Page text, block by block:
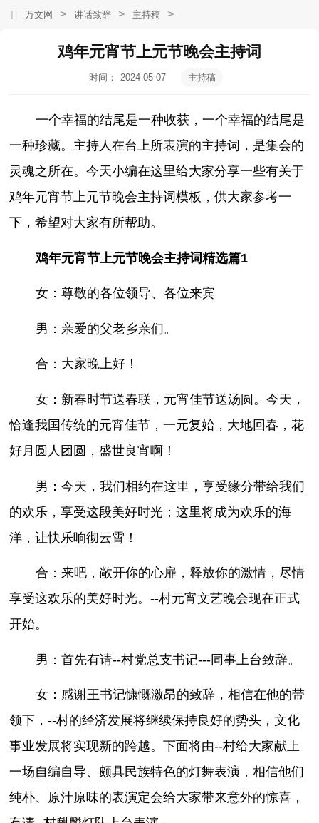
万文网 > 讲话致辞 > 主持稿 >
鸡年元宵节上元节晚会主持词
时间：
2024-05-07
主持稿
一个幸福的结尾是一种收获，一个幸福的结尾是
一种珍藏。主持人在台上所表演的主持词，是集会的
灵魂之所在。今天小编在这里给大家分享一些有关于
鸡年元宵节上元节晚会主持词模板，供大家参考一
下，希望对大家有所帮助。
鸡年元宵节上元节晚会主持词精选篇1
女：尊敬的各位领导、各位来宾
男：亲爱的父老乡亲们。
合：大家晚上好！
女：新春时节送春联，元宵佳节送汤圆。今天，
恰逢我国传统的元宵佳节，一元复始，大地回春，花
好月圆人团圆，盛世良宵啊！
男：今天，我们相约在这里，享受缘分带给我们
的欢乐，享受这段美好时光；这里将成为欢乐的海
洋，让快乐响彻云霄！
合：来吧，敞开你的心扉，释放你的激情，尽情
享受这欢乐的美好时光。--村元宵文艺晚会现在正式
开始。
男：首先有请--村党总支书记---同事上台致辞。
女：感谢王书记慷慨激昂的致辞，相信在他的带
领下，--村的经济发展将继续保持良好的势头，文化
事业发展将实现新的跨越。下面将由--村给大家献上
一场自编自导、颇具民族特色的灯舞表演，相信他们
纯朴、原汁原味的表演定会给大家带来意外的惊喜，